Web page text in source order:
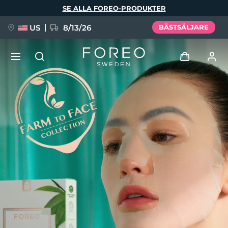
SE ALLA FOREO-PRODUKTER
US 8/13/26 BÄSTSÄLJARE
Logga in
Användarprofil
Mina enheter
Mina beställningar
Mina adresser
Mina prenumerationer
NYHET
FAQ™ Pure Beauty-Tech Elixir
BREAKING NEWS
issa™ Teeth Whitening Set
Språk
English Deutsch
Español
Italiano
Português
Svenska
Русский
Türkçe
简体中文 繁體中文